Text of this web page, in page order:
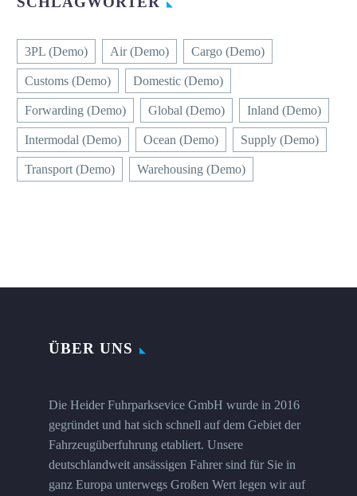
3PL (Demo) Air (Demo) Cargo (Demo)
Customs (Demo) Domestic (Demo)
Forwarding (Demo) Global (Demo) Inland (Demo)
Intermodal (Demo) Ocean (Demo) Supply (Demo)
Transport (Demo) Warehousing (Demo)
ÜBER UNS
Die Heider Fuhrparksevice GmbH wurde in 2016
gegründet und hat sich schnell auf dem Gebiet der
Fahrzeugüberfuhrung etabliert. Unsere
deutschlandweit ansässigen Fahrer sind für Sie in
ganz Europa unterwegs Großen Wert legen wir auf